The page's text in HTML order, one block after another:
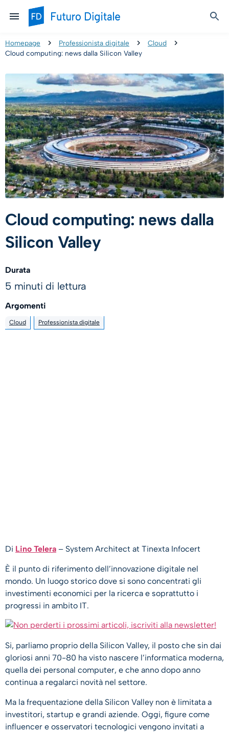
Homepage Professionista digitale
Cloud
Cloud computing: news dalla Silicon Valley
Cloud computing: news dalla
Silicon Valley
Di Lino Telera – System Architect at Tinexta Infocert
È il punto di riferimento dell’innovazione digitale nel
mondo. Un luogo storico dove si sono concentrati gli
investimenti economici per la ricerca e soprattutto i
progressi in ambito IT.
Si, parliamo proprio della Silicon Valley, il posto che sin dai
gloriosi anni 70-80 ha visto nascere l’informatica moderna,
quella dei personal computer, e che anno dopo anno
continua a regalarci novità nel settore.
Ma la frequentazione della Silicon Valley non è limitata a
investitori, startup e grandi aziende. Oggi, figure come
influencer e osservatori tecnologici vengono invitati a
Durata
5 minuti di lettura
Argomenti
Cloud Professionista digitale